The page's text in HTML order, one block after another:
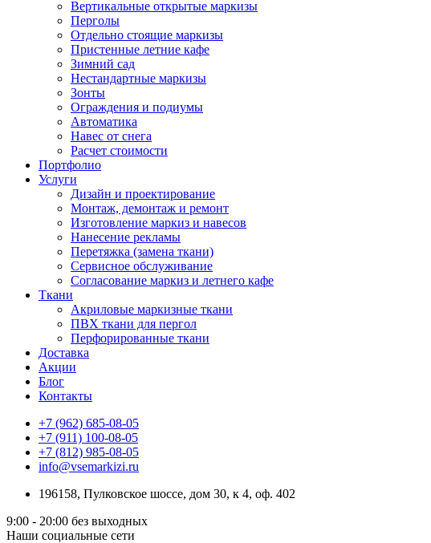
Вертикальные открытые маркизы
Перголы
Отдельно стоящие маркизы
Пристенные летние кафе
Зимний сад
Нестандартные маркизы
Зонты
Ограждения и подиумы
Автоматика
Навес от снега
Расчет стоимости
Портфолио
Услуги
Дизайн и проектирование
Монтаж, демонтаж и ремонт
Изготовление маркиз и навесов
Нанесение рекламы
Перетяжка (замена ткани)
Сервисное обслуживание
Согласование маркиз и летнего кафе
Ткани
Акриловые маркизные ткани
ПВХ ткани для пергол
Перфорированные ткани
Доставка
Акции
Блог
Контакты
+7 (962) 685-08-05
+7 (911) 100-08-05
+7 (812) 985-08-05
info@vsemarkizi.ru
196158, Пулковское шоссе, дом 30, к 4, оф. 402
9:00 - 20:00 без выходных
Наши социальные сети